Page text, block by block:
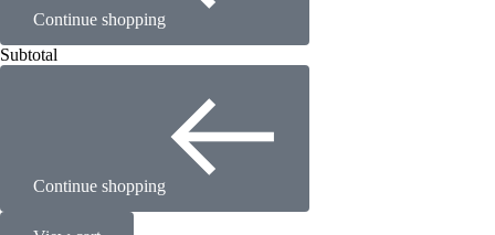
Continue shopping
Subtotal
Continue shopping